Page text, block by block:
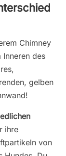
Chimney
Inneren des
gelben
ihre
von